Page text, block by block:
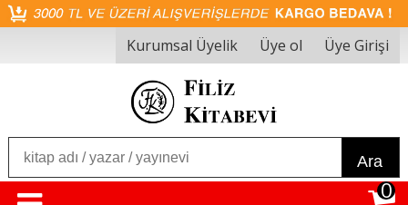
Kurumsal Üyelik Üye ol Üye Girişi
Ara
0